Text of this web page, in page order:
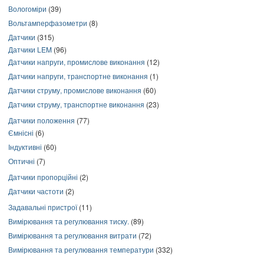
Вологоміри (39)
Вольтамперфазометри (8)
Датчики (315)
Датчики LEM (96)
Датчики напруги, промислове виконання (12)
Датчики напруги, транспортне виконання (1)
Датчики струму, промислове виконання (60)
Датчики струму, транспортне виконання (23)
Датчики положення (77)
Ємнісні (6)
Індуктивні (60)
Оптичні (7)
Датчики пропорційні (2)
Датчики частоти (2)
Задавальні пристрої(11)
Вимірювання та регулювання тиску. (89)
Вимірювання та регулювання витрати (72)
Вимірювання та регулювання температури (332)